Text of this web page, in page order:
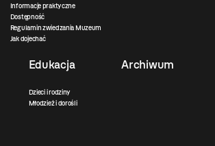
Informacje praktyczne
Dostępność
Regulamin zwiedzania Muzeum
Jak dojechać
Edukacja
Dzieci i rodziny
Młodzież i dorośli
Archiwum